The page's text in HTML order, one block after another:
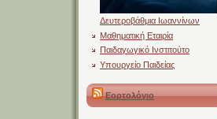
Δευτεροβάθμια Ιωαννίνων
Μαθηματική Εταιρία
Παιδαγωγικό Ινστιτούτο
Υπουργείο Παιδείας
Εορτολόγιο